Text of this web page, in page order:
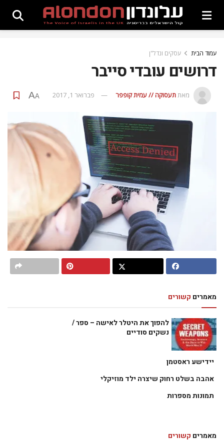
עמוד הבית עסקים ונדל"ן
דרושים עובדי סייבר
מאתתעסוקה // עמית קופפר פברואר 1, 2017 A
A
מאמרים קשורים
להפוך את היטלר לאישה – ספר /
נשקים סודיים
יידישע ראסטמן
אהבה בשלט רחוק שיצרה ילד מוזיקלי
תמונות מספרות
מאמרים קשורים